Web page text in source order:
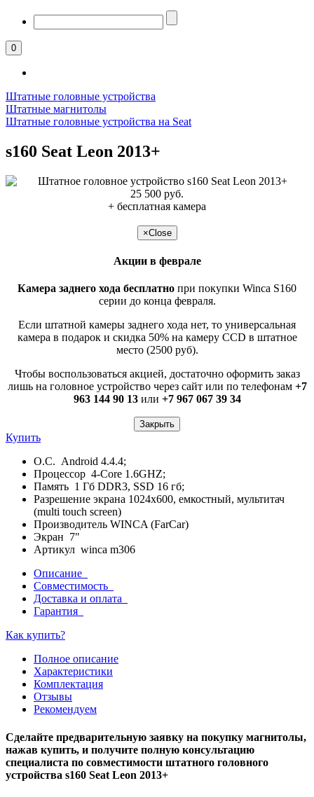
0
Штатные головные устройства
Штатные магнитолы
Штатные головные устройства на Seat
s160 Seat Leon 2013+
25 500 руб.
+ бесплатная камера
×Close
Акции в феврале
Камера заднего хода бесплатно при покупки Winca S160
серии до конца февраля.
Если штатной камеры заднего хода нет, то универсальная
камера в подарок и скидка 50% на камеру CCD в штатное
место (2500 руб).
Чтобы воспользоваться акцией, достаточно оформить заказ
лишь на головное устройство через сайт или по телефонам +7
963 144 90 13или +7 967 067 39 34
Закрыть
Купить
О.С. Android 4.4.4;
Процессор 4-Core 1.6GHZ;
Память 1 Гб DDR3, SSD 16 гб;
Разрешение экрана 1024x600, емкостный, мультитач
(multi touch screen)
Производитель WINCA (FarCar)
Экран 7"
Артикул winca m306
Описание
Совместимость
Доставка и оплата
Гарантия
Как купить?
Полное описание
Характеристики
Комплектация
Отзывы
Рекомендуем
Сделайте предварительную заявку на покупку магнитолы,
нажав купить, и получите полную консультацию
специалиста по совместимости штатного головного
устройства s160 Seat Leon 2013+